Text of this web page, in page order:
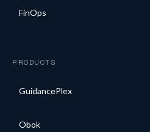
FinOps
PRODUCTS
GuidancePlex
Obok